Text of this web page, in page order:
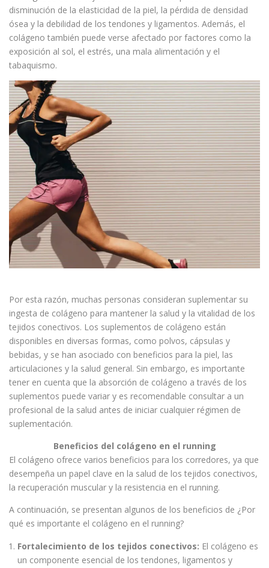
disminución de la elasticidad de la piel, la pérdida de densidad
ósea y la debilidad de los tendones y ligamentos. Además, el
colágeno también puede verse afectado por factores como la
exposición al sol, el estrés, una mala alimentación y el
tabaquismo.
Por esta razón, muchas personas consideran suplementar su
ingesta de colágeno para mantener la salud y la vitalidad de los
tejidos conectivos. Los suplementos de colágeno están
disponibles en diversas formas, como polvos, cápsulas y
bebidas, y se han asociado con beneficios para la piel, las
articulaciones y la salud general. Sin embargo, es importante
tener en cuenta que la absorción de colágeno a través de los
suplementos puede variar y es recomendable consultar a un
profesional de la salud antes de iniciar cualquier régimen de
suplementación.
Beneficios del colágeno en el running
El colágeno ofrece varios beneficios para los corredores, ya que
desempeña un papel clave en la salud de los tejidos conectivos,
la recuperación muscular y la resistencia en el running.
A continuación, se presentan algunos de los beneficios de ¿Por
qué es importante el colágeno en el running?
Fortalecimiento de los tejidos conectivos: El colágeno es
un componente esencial de los tendones, ligamentos y